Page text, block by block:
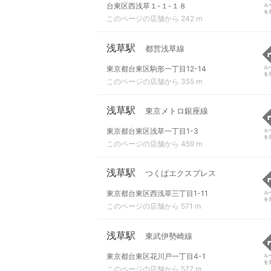
台東区西浅草１-１-１８
このページの店舗から 242 m
ル
を
浅草駅 都営浅草線
東京都台東区駒形一丁目12-14
このページの店舗から 355 m
ル
を
浅草駅 東京メトロ銀座線
東京都台東区浅草一丁目1-3
このページの店舗から 459 m
ル
を
浅草駅 つくばエクスプレス
東京都台東区西浅草三丁目1-11
このページの店舗から 571 m
ル
を
浅草駅 東武伊勢崎線
東京都台東区花川戸一丁目4-1
このページの店舗から 577 m
ル
を